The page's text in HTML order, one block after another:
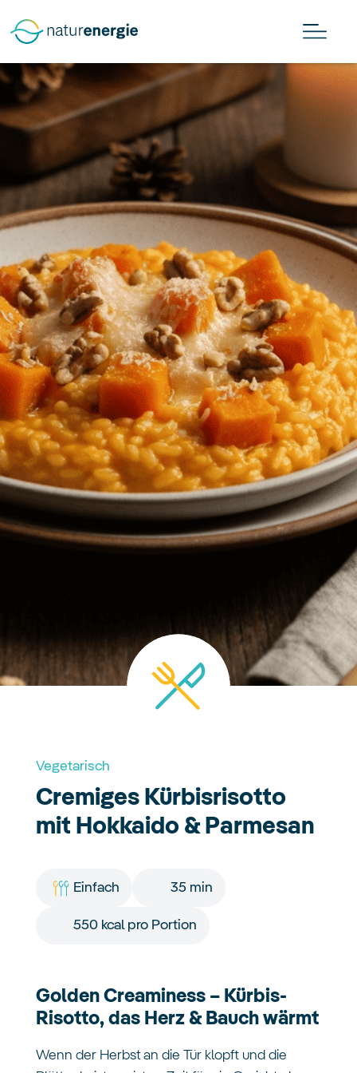
Vegetarisch
Cremiges Kürbisrisotto
mit Hokkaido & Parmesan
Einfach 35 min
550 kcal pro Portion
Golden Creaminess – Kürbis-
Risotto, das Herz & Bauch wärmt
Wenn der Herbst an die Tür klopft und die